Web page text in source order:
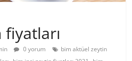
0 yorum
bim aktüel zeytin